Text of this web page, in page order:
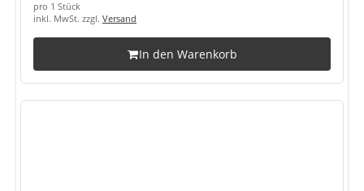
pro 1 Stück
inkl. MwSt. zzgl. Versand
In den Warenkorb